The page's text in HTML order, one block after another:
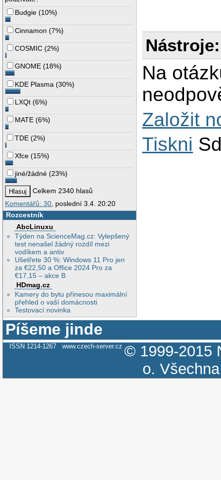
Budgie (10%)
Cinnamon (7%)
COSMIC (2%)
GNOME (18%)
KDE Plasma (30%)
LXQt (6%)
MATE (6%)
TDE (2%)
Xfce (15%)
jiné/žádné (23%)
Celkem 2340 hlasů
Komentářů: 30 , poslední 3.4. 20:20
Rozcestník
AbcLinuxu
Týden na ScienceMag.cz: Vylepšený
test nenašel žádný rozdíl mezi
vodíkem a antiv
Ušetřete 30 %: Windows 11 Pro jen
za €22,50 a Office 2024 Pro za
€17,15 – akce B
HDmag.cz
Kamery do bytu přinesou maximální
přehled o vaší domácnosti
Testovací novinka
Nástroje:
Na
Založit
Tiskni
Píšeme jinde
ISSN 1214-1267 www.czech-server.cz © 1999-2015
o.